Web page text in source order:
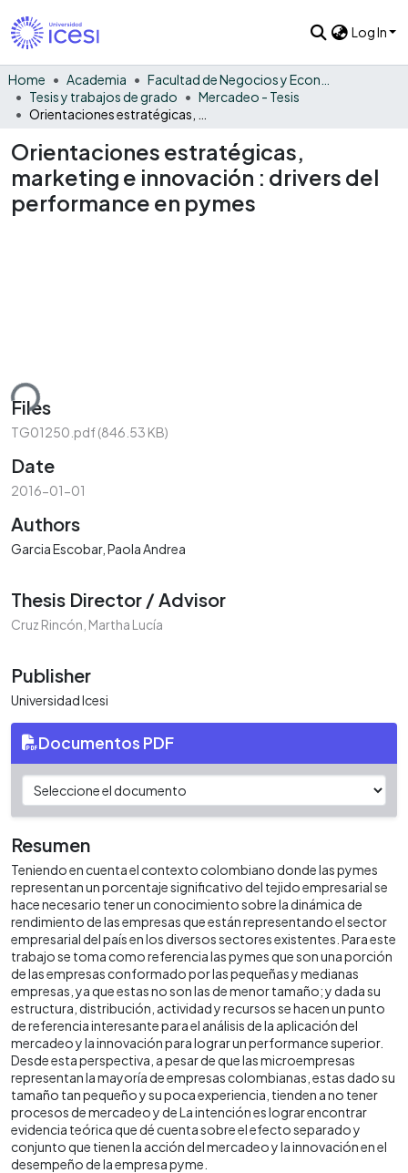
Log In
Home Academia
Tesis y trabajos de grado
Mercadeo - Tesis
Orientaciones estratégicas,
marketing e innovación : drivers del
performance en pymes
Files
TG01250.pdf(846.53 KB)
Date
2016-01-01
Authors
Garcia Escobar, Paola Andrea
Thesis Director / Advisor
Cruz Rincón, Martha Lucía
Publisher
Universidad Icesi
Documentos PDF
Resumen
Teniendo en cuenta el contexto colombiano donde las pymes
representan un porcentaje significativo del tejido empresarial se
hace necesario tener un conocimiento sobre la dinámica de
rendimiento de las empresas que están representando el sector
empresarial del país en los diversos sectores existentes. Para este
trabajo se toma como referencia las pymes que son una porción
de las empresas conformado por las pequeñas y medianas
empresas, ya que estas no son las de menor tamaño; y dada su
estructura, distribución, actividad y recursos se hacen un punto
de referencia interesante para el análisis de la aplicación del
mercadeo y la innovación para lograr un performance superior.
Desde esta perspectiva, a pesar de que las microempresas
representan la mayoría de empresas colombianas, estas dado su
tamaño tan pequeño y su poca experiencia, tienden a no tener
procesos de mercadeo y de La intención es lograr encontrar
evidencia teórica que dé cuenta sobre el efecto separado y
conjunto que tienen la acción del mercadeo y la innovación en el
desempeño de la empresa pyme.